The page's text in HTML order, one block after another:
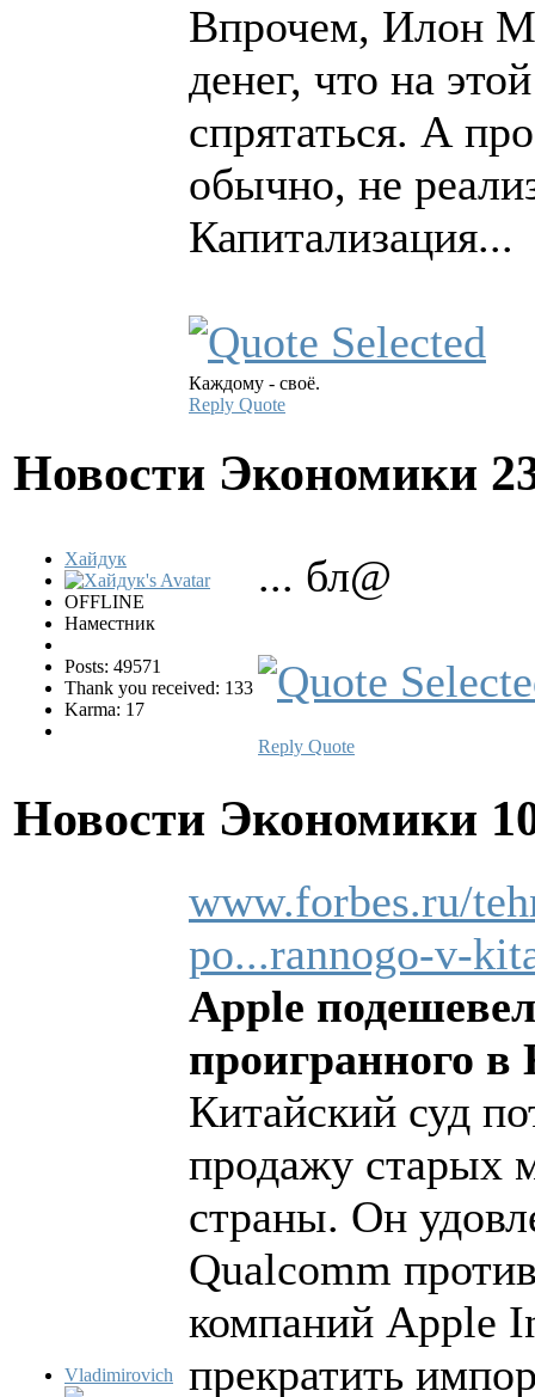
Впрочем, Илон
денег, что на
спрятаться. А
обычно, не
Капитализация...
Каждому - своё.
Reply Quote
Новости Экономики
Хайдук
OFFLINE
Наместник
Posts: 49571
Thank you received: 133
Karma: 17
... бл@
Reply Quote
Новости Экономики
Vladimirovich
www.forbes.ru/
po...rannogo-v-
Apple
проигранного в
Китайский суд
продажу старых
страны. Он
Qualcomm
компаний Apple
прекратить